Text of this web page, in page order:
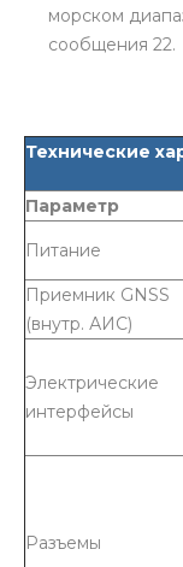
морском
сообщения 22.
Технические
Параметр
Питание
Приемник GNSS
(внутр. АИС)
Электрические
интерфейсы
Разъемы